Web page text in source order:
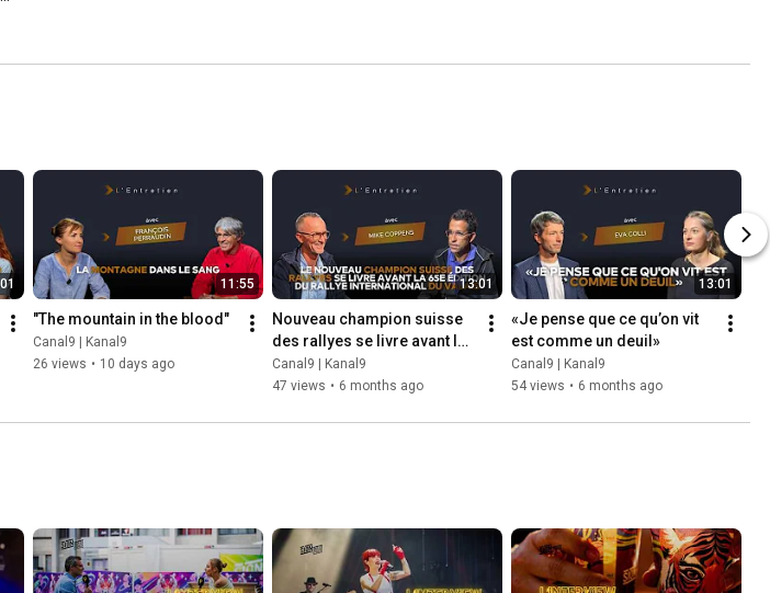
1984?...
and our website
#LaSalle#HérensCows
#MountainFarming
#QueenOfTheAlps
11:55
"The mountain in the blood"
Canal9 | Kanal9
26 views • 10 days ago
13:01
Nouveau champion suisse
des rallyes se livre avant la
65e édition du Rallye
International du Valais
Canal9 | Kanal9
47 views • 6 months ago
13:01
«Je pense que ce qu’on vit
est comme un deuil»
Canal9 | Kanal9
54 views • 6 months ago